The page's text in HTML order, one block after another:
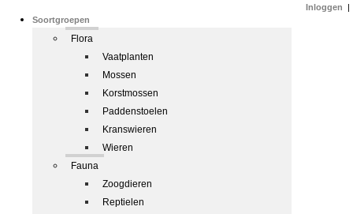
Soortgroepen
Flora
Vaatplanten
Mossen
Korstmossen
Paddenstoelen
Kranswieren
Wieren
Fauna
Zoogdieren
Reptielen
Inloggen |